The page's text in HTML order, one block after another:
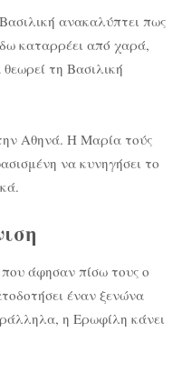
ανακαλύπτει πως
καταρρέει από χαρά,
τη Βασιλική
την Αθηνά. Η Μαρία τούς
να κυνηγήσει το
άφησαν πίσω τους ο
έναν ξενώνα
η Ερωφίλη κάνει